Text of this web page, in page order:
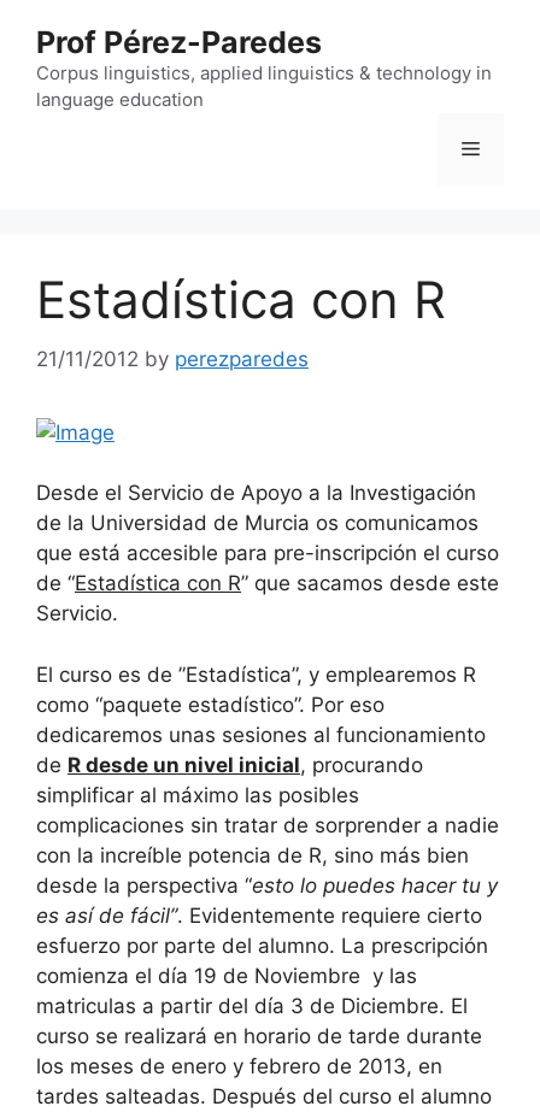
content
Prof Pérez-Paredes
Corpus linguistics, applied linguistics & technology in
language education
Menu
Estadística con R
21/11/2012 by perezparedes
Desde el Servicio de Apoyo a la Investigación
de la Universidad de Murcia os comunicamos
que está accesible para pre-inscripción el curso
de “Estadística con R” que sacamos desde este
Servicio.
El curso es de ”Estadística”, y emplearemos R
como “paquete estadístico”. Por eso
dedicaremos unas sesiones al funcionamiento
de R desde un nivel inicial, procurando
simplificar al máximo las posibles
complicaciones sin tratar de sorprender a nadie
con la increíble potencia de R, sino más bien
desde la perspectiva “esto lo puedes hacer tu y
es así de fácil”. Evidentemente requiere cierto
esfuerzo por parte del alumno. La prescripción
comienza el día 19 de Noviembre y las
matriculas a partir del día 3 de Diciembre. El
curso se realizará en horario de tarde durante
los meses de enero y febrero de 2013, en
tardes salteadas. Después del curso el alumno